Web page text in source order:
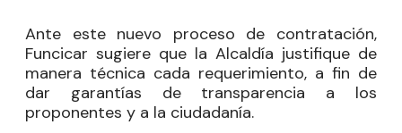
Ante este nuevo proceso de contratación,
Funcicar sugiere que la Alcaldía justifique de
manera técnica cada requerimiento, a fin de
dar garantías de transparencia a los
proponentes y a la ciudadanía.